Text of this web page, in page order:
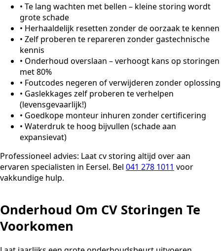
• Te lang wachten met bellen – kleine storing wordt
grote schade
• Herhaaldelijk resetten zonder de oorzaak te kennen
• Zelf proberen te repareren zonder gastechnische
kennis
• Onderhoud overslaan – verhoogt kans op storingen
met 80%
• Foutcodes negeren of verwijderen zonder oplossing
• Gaslekkages zelf proberen te verhelpen
(levensgevaarlijk!)
• Goedkope monteur inhuren zonder certificering
• Waterdruk te hoog bijvullen (schade aan
expansievat)
Professioneel advies: Laat cv storing altijd over aan
ervaren specialisten in Eersel. Bel 041 278 1011 voor
vakkundige hulp.
Onderhoud Om CV Storingen Te
Voorkomen